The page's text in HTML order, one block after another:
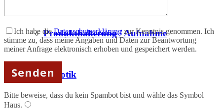
Produkthalterung / Aufnahme
Robotik
Ich habe dieDatenschutzerklärungzur Kenntnis genommen. Ich
stimme zu, dass meine Angaben und Daten zur Beantwortung
meiner Anfrage elektronisch erhoben und gespeichert werden.
Bitte beweise, dass du kein Spambot bist und wähle das Symbol
Haus.